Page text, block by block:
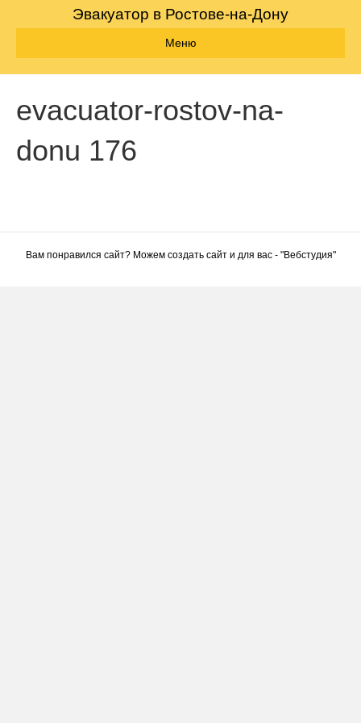
Эвакуатор в Ростове-на-Дону
Меню
evacuator-rostov-na-
donu 176
Вам понравился сайт? Можем создать сайт и для вас - "Вебстудия"